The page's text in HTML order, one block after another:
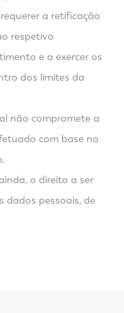
a retificação
respetivo
e a exercer os
dos limites da
não compromete a
com base no
o direito a ser
dados pessoais, de